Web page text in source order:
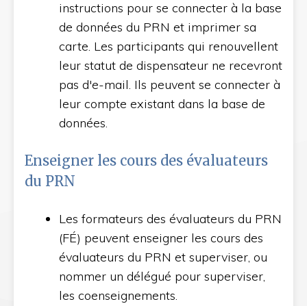
instructions pour se connecter à la base
de données du PRN et imprimer sa
carte. Les participants qui renouvellent
leur statut de dispensateur ne recevront
pas d'e-mail. Ils peuvent se connecter à
leur compte existant dans la base de
données.
Enseigner les cours des évaluateurs
du PRN
Les formateurs des évaluateurs du PRN
(FÉ) peuvent enseigner les cours des
évaluateurs du PRN et superviser, ou
nommer un délégué pour superviser,
les coenseignements.